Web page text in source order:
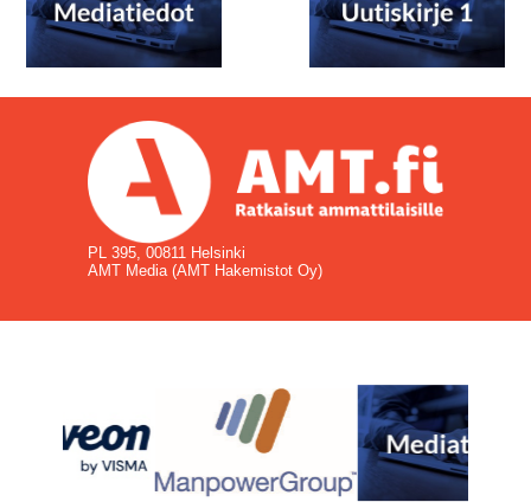
PL 395, 00811 Helsinki
AMT Media (AMT Hakemistot Oy)